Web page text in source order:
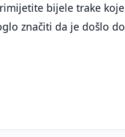
bijele trake koje
značiti da je došlo do